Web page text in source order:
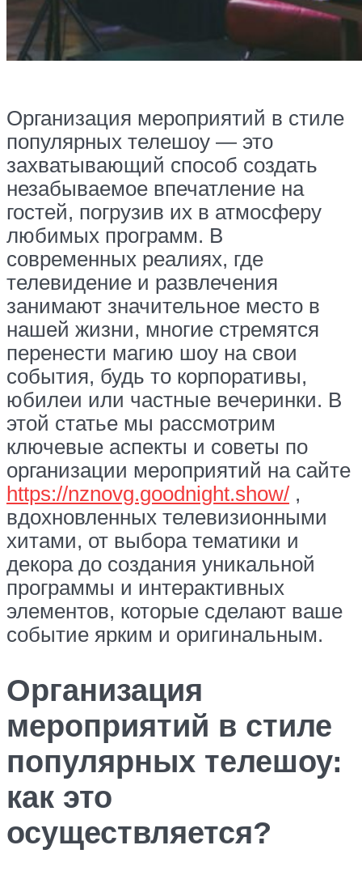
Организация мероприятий в стиле
популярных телешоу — это
захватывающий способ создать
незабываемое впечатление на
гостей, погрузив их в атмосферу
любимых программ. В
современных реалиях, где
телевидение и развлечения
занимают значительное место в
нашей жизни, многие стремятся
перенести магию шоу на свои
события, будь то корпоративы,
юбилеи или частные вечеринки. В
этой статье мы рассмотрим
ключевые аспекты и советы по
организации мероприятий на сайте
https://nznovg.goodnight.show/ ,
вдохновленных телевизионными
хитами, от выбора тематики и
декора до создания уникальной
программы и интерактивных
элементов, которые сделают ваше
событие ярким и оригинальным.
Организация
мероприятий в стиле
популярных телешоу:
как это
осуществляется?